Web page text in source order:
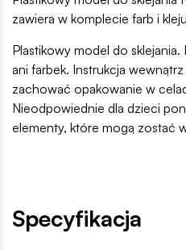
zawiera w komplecie farb i
Plastikowy model do sklejania.
ani farbek. Instrukcja
zachować opakowanie w
Nieodpowiednie dla dzieci
elementy, które mogą zostać
Specyfikacja